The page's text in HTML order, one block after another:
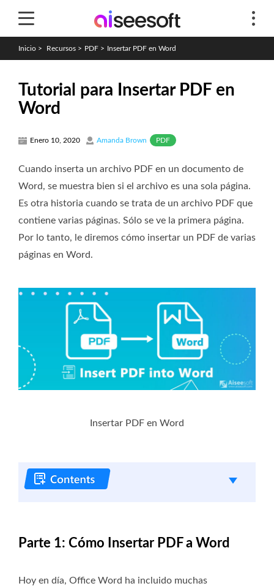
Inicio > Recursos > PDF > Insertar PDF en Word
Tutorial para Insertar PDF en
Word
Enero 10, 2020 Amanda Brown PDF
Cuando inserta un archivo PDF en un documento de
Word, se muestra bien si el archivo es una sola página.
Es otra historia cuando se trata de un archivo PDF que
contiene varias páginas. Sólo se ve la primera página.
Por lo tanto, le diremos cómo insertar un PDF de varias
páginas en Word.
Insertar PDF en Word
Parte 1: Cómo Insertar PDF a Word
Hoy en día, Office Word ha incluido muchas